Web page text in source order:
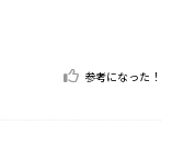
参考になった！